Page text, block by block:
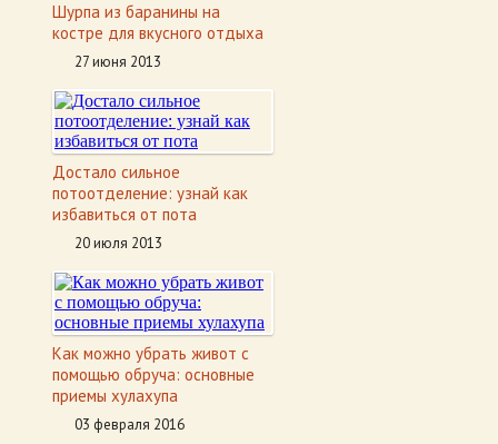
Шурпа из баранины на
костре для вкусного отдыха
27 июня 2013
Достало сильное
потоотделение: узнай как
избавиться от пота
20 июля 2013
Как можно убрать живот с
помощью обруча: основные
приемы хулахупа
03 февраля 2016